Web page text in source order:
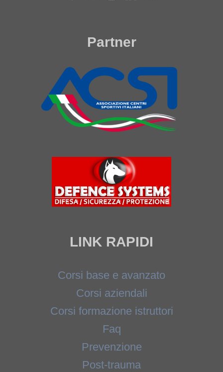
Partner
LINK RAPIDI
Corsi base e avanzato
Corsi aziendali
Corsi formazione istruttori
Faq
Prevenzione
Post-trauma